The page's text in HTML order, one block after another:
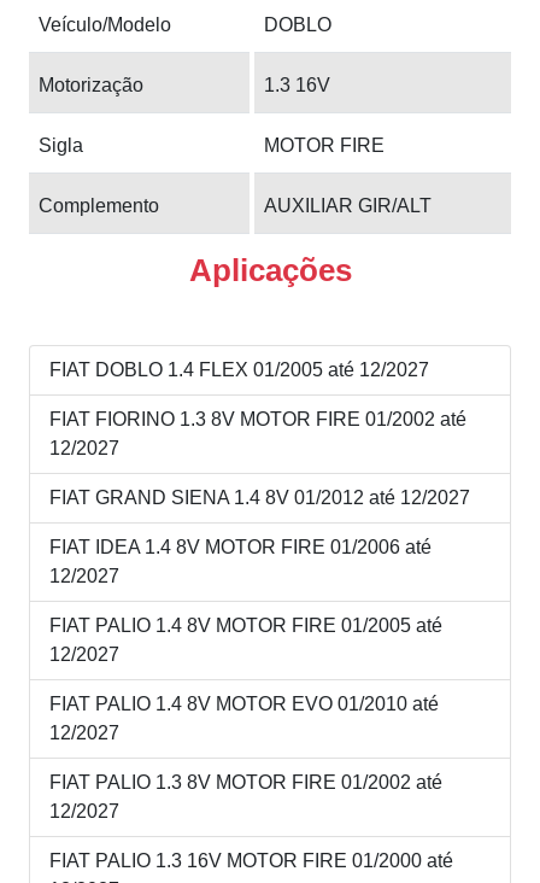
Veículo/Modelo DOBLO
Motorização 1.3 16V
Sigla MOTOR FIRE
Complemento AUXILIAR GIR/ALT
Aplicações
FIAT DOBLO 1.4 FLEX 01/2005 até 12/2027
FIAT FIORINO 1.3 8V MOTOR FIRE 01/2002 até
12/2027
FIAT GRAND SIENA 1.4 8V 01/2012 até 12/2027
FIAT IDEA 1.4 8V MOTOR FIRE 01/2006 até
12/2027
FIAT PALIO 1.4 8V MOTOR FIRE 01/2005 até
12/2027
FIAT PALIO 1.4 8V MOTOR EVO 01/2010 até
12/2027
FIAT PALIO 1.3 8V MOTOR FIRE 01/2002 até
12/2027
FIAT PALIO 1.3 16V MOTOR FIRE 01/2000 até